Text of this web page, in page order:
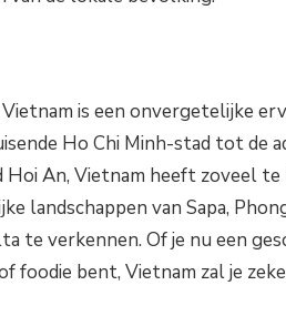
is een onvergetelijke
Ho Chi Minh-stad tot de
Hoi An, Vietnam heeft zoveel
landschappen van Sapa,
te verkennen. Of je nu een
foodie bent, Vietnam zal je